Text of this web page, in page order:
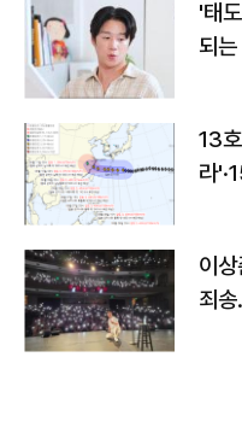
'태
되
13
라
이
죄